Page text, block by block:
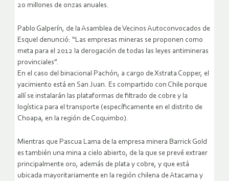
20 millones de onzas anuales.
Pablo Galperín, de la Asamblea de Vecinos Autoconvocados de
Esquel denunció: “Las empresas mineras se proponen como
meta para el 2012 la derogación de todas las leyes antimineras
provinciales”.
En el caso del binacional Pachón, a cargo de Xstrata Copper, el
yacimiento está en San Juan. Es compartido con Chile porque
allí se instalarán las plataformas de filtrado de cobre y la
logística para el transporte (específicamente en el distrito de
Choapa, en la región de Coquimbo).
Mientras que Pascua Lama de la empresa minera Barrick Gold
es también una mina a cielo abierto, de la que se prevé extraer
principalmente oro, además de plata y cobre, y que está
ubicada mayoritariamente en la región chilena de Atacama y